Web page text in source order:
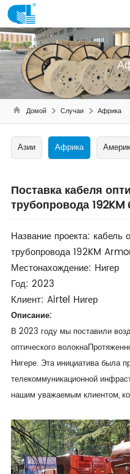
Домой Случаи Африка
Азии Африка
Поставка кабеля
трубопровода
Название проекта: кабель
трубопровода 192KM
Местонахождение: Нигер
Год: 2023
Клиент: Airtel Нигер
Описание:
В 2023 году мы поставили
оптического волокна
Нигере. Эта инициатива была
телекоммуникационной
нашим уважаемым клиентом,